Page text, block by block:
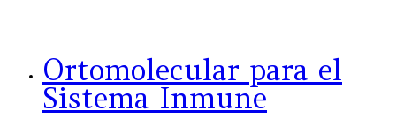
Ortomolecular para el
Sistema Inmune